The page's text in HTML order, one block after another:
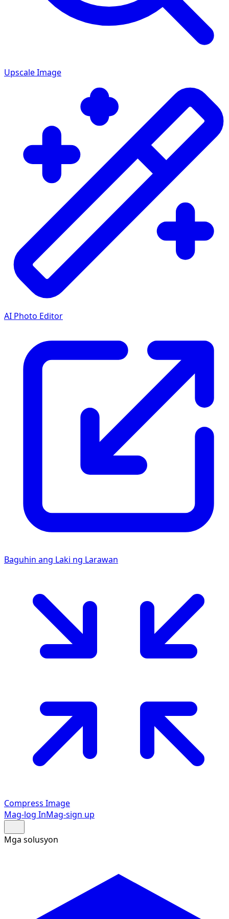
Upscale Image
AI Photo Editor
Baguhin ang Laki ng Larawan
Compress Image
Mag-log InMag-sign up
Mga solusyon